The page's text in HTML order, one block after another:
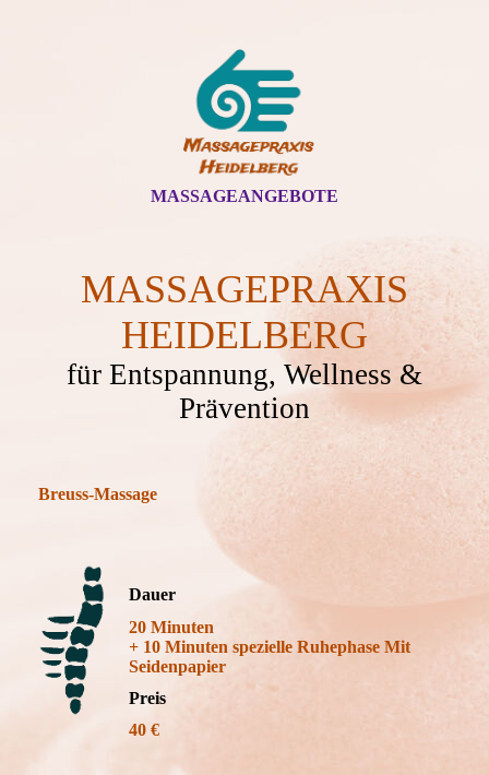
MASSAGEANGEBOTE
MASSAGEPRAXIS
HEIDELBERG
für Entspannung, Wellness &
Prävention
Breuss-Massage
Dauer
20 Minuten
+ 10 Minuten spezielle Ruhephase Mit
Seidenpapier
Preis
40 €